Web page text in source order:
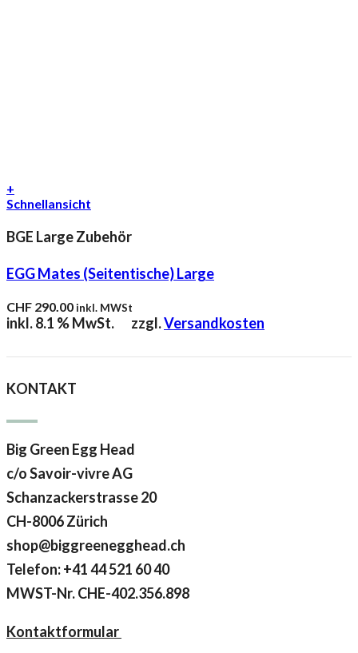
+
Schnellansicht
BGE Large Zubehör
EGG Mates (Seitentische) Large
CHF 290.00inkl. MWSt
inkl. 8.1 % MwSt. zzgl.Versandkosten
KONTAKT
Big Green Egg Head
c/o Savoir-vivre AG
Schanzackerstrasse 20
CH-8006 Zürich
shop@biggreenegghead.ch
Telefon: +41 44 521 60 40
MWST-Nr.CHE-402.356.898
Kontaktformular